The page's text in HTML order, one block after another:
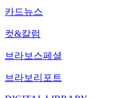
카드뉴스
컷&칼럼
브라보스페셜
브라보리포트